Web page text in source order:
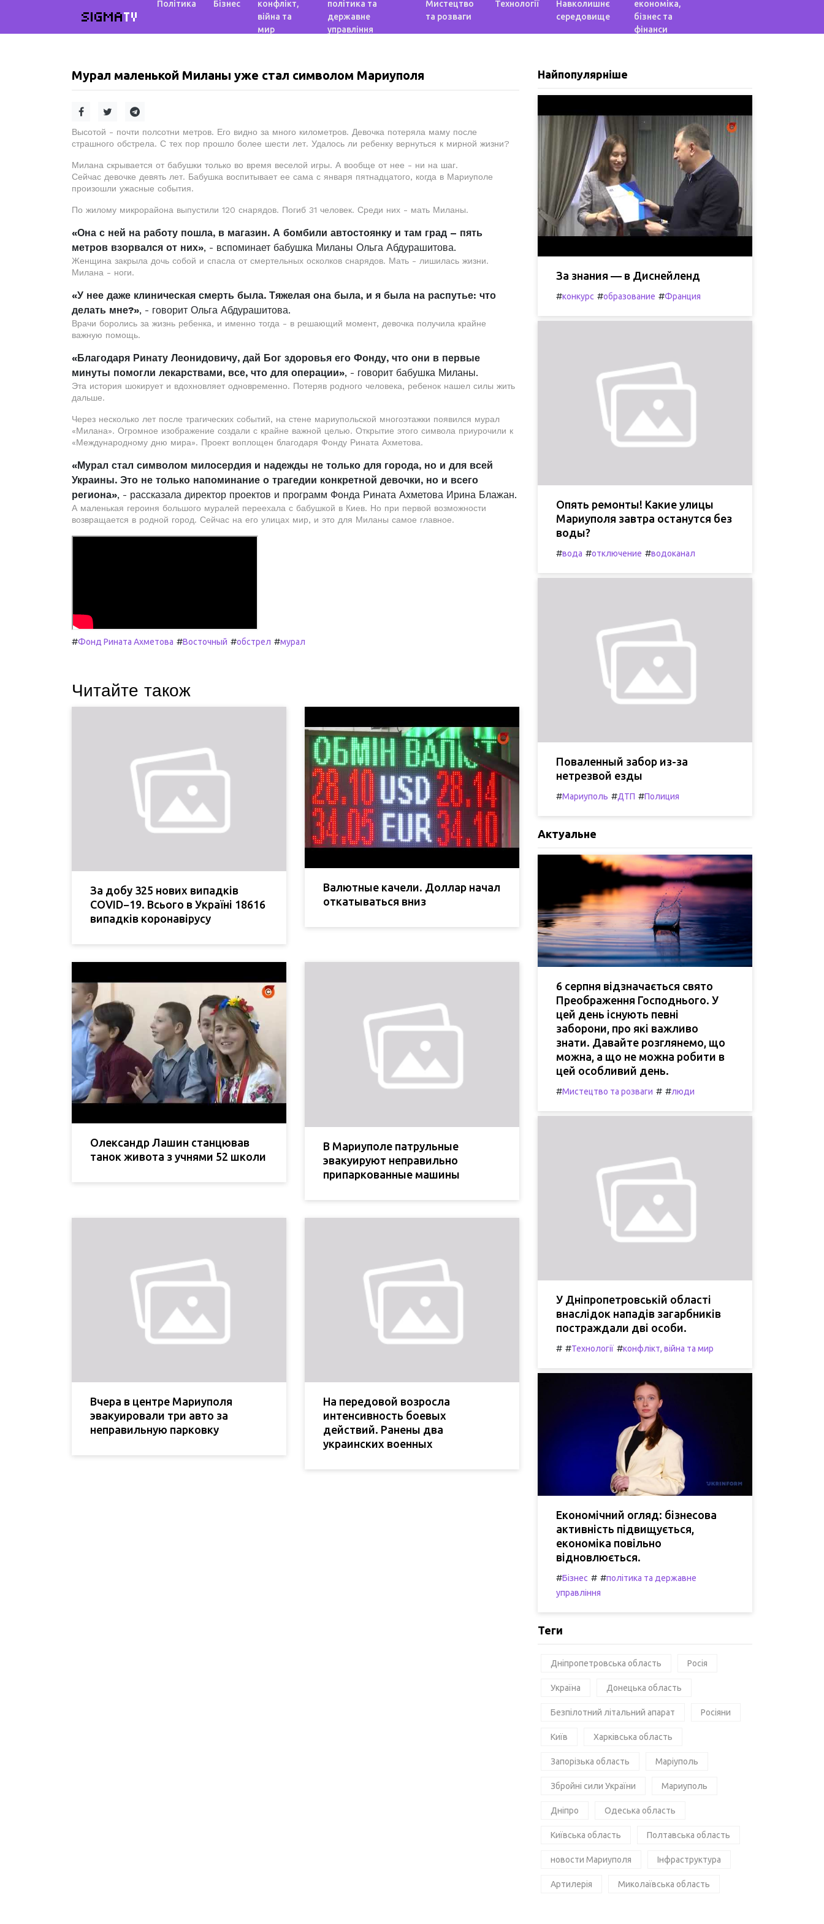
SIGMATV
Політика Бізнес
конфлікт,
війна та
мир
політика та
державне
управління
Мистецтво
та розваги
Технології
Навколишнє
середовище
економіка,
бізнес та
фінанси
Мурал маленькой Миланы уже стал символом Мариуполя
Высотой - почти полсотни метров. Его видно за много километров. Девочка потеряла маму после
страшного обстрела. С тех пор прошло более шести лет. Удалось ли ребенку вернуться к мирной жизни?
Милана скрывается от бабушки только во время веселой игры. А вообще от нее - ни на шаг.
Сейчас девочке девять лет. Бабушка воспитывает ее сама с января пятнадцатого, когда в Мариуполе
произошли ужасные события.
По жилому микрорайона выпустили 120 снарядов. Погиб 31 человек. Среди них - мать Миланы.
«Она с ней на работу пошла, в магазин. А бомбили автостоянку и там град – пять
метров взорвался от них», - вспоминает бабушка Миланы Ольга Абдурашитова.
Женщина закрыла дочь собой и спасла от смертельных осколков снарядов. Мать - лишилась жизни.
Милана - ноги.
«У нее даже клиническая смерть была. Тяжелая она была, и я была на распутье: что
делать мне?», - говорит Ольга Абдурашитова.
Врачи боролись за жизнь ребенка, и именно тогда - в решающий момент, девочка получила крайне
важную помощь.
«Благодаря Ринату Леонидовичу, дай Бог здоровья его Фонду, что они в первые
минуты помогли лекарствами, все, что для операции», - говорит бабушка Миланы.
Эта история шокирует и вдохновляет одновременно. Потеряв родного человека, ребенок нашел силы жить
дальше.
Через несколько лет после трагических событий, на стене мариупольской многоэтажки появился мурал
«Милана». Огромное изображение создали с крайне важной целью. Открытие этого символа приурочили к
«Международному дню мира». Проект воплощен благодаря Фонду Рината Ахметова.
«Мурал стал символом милосердия и надежды не только для города, но и для всей
Украины. Это не только напоминание о трагедии конкретной девочки, но и всего
региона», - рассказала директор проектов и программ Фонда Рината Ахметова Ирина Блажан.
А маленькая героиня большого муралей переехала с бабушкой в Киев. Но при первой возможности
возвращается в родной город. Сейчас на его улицах мир, и это для Миланы самое главное.
#Фонд Рината Ахметова #Восточный #обстрел #мурал
Читайте також
За добу 325 нових випадків
COVID−19. Всього в Україні 18616
випадків коронавірусу
Валютные качели. Доллар начал
откатываться вниз
Олександр Лашин станцював
танок живота з учнями 52 школи
В Мариуполе патрульные
эвакуируют неправильно
припаркованные машины
Вчера в центре Мариуполя
эвакуировали три авто за
неправильную парковку
На передовой возросла
интенсивность боевых
действий. Ранены два
украинских военных
Найпопулярніше
За знания — в Диснейленд
#конкурс #образование #Франция
Опять ремонты! Какие улицы
Мариуполя завтра останутся без
воды?
#вода #отключение #водоканал
Поваленный забор из-за
нетрезвой езды
#Мариуполь #ДТП #Полиция
Актуальне
6 серпня відзначається свято
Преображення Господнього. У
цей день існують певні
заборони, про які важливо
знати. Давайте розглянемо, що
можна, а що не можна робити в
цей особливий день.
#Мистецтво та розваги # #люди
У Дніпропетровській області
внаслідок нападів загарбників
постраждали дві особи.
# #Технології #конфлікт, війна та мир
Економічний огляд: бізнесова
активність підвищується,
економіка повільно
відновлюється.
#Бізнес # #політика та державне
управління
Теги
Дніпропетровська область Росія
Україна Донецька область
Безпілотний літальний апарат Росіяни
Київ Харківська область
Запорізька область Маріуполь
Збройні сили України Мариуполь
Дніпро Одеська область
Київська область Полтавська область
новости Мариуполя Інфраструктура
Артилерія Миколаївська область